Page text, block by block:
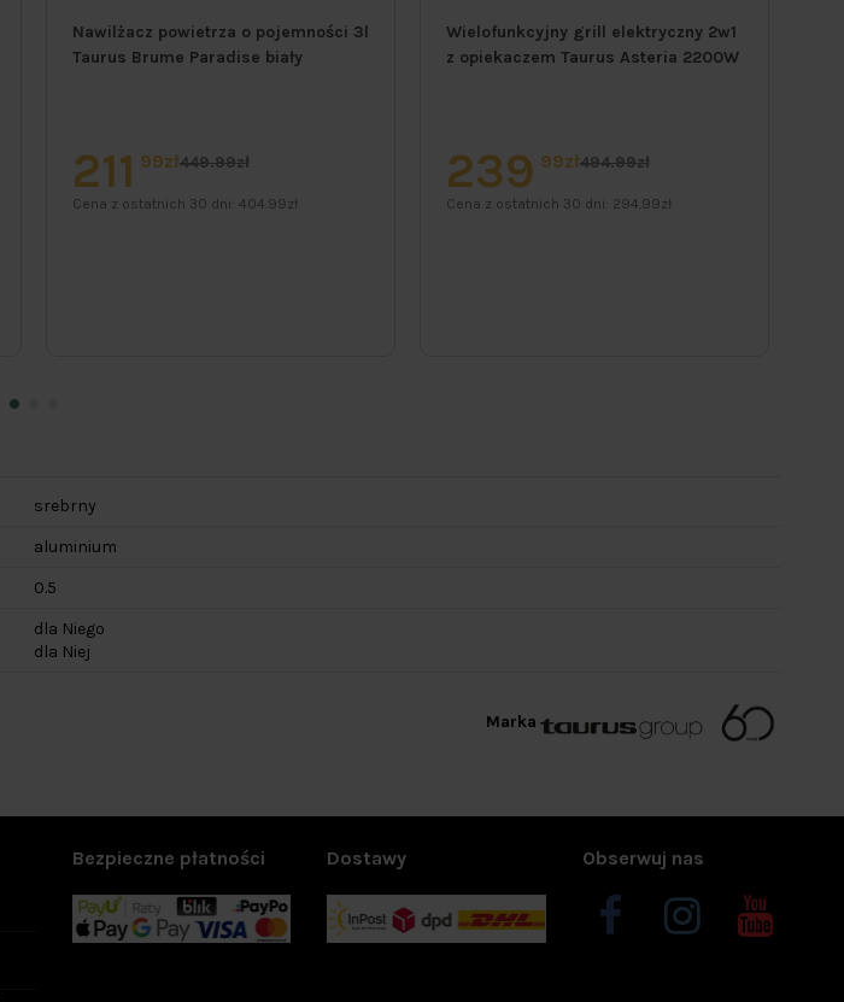
Nawilżacz powietrza o pojemności 3l
Taurus Brume Paradise biały
211 99zł449.99zł
Cena z ostatnich 30 dni: 404.99zł
Wielofunkcyjny grill elektryczny 2w1
z opiekaczem Taurus Asteria 2200W
239 99zł494.99zł
Cena z ostatnich 30 dni: 294.99zł
srebrny
aluminium
0.5
dla Niego
dla Niej
Marka
Bezpieczne płatności Dostawy Obserwuj nas